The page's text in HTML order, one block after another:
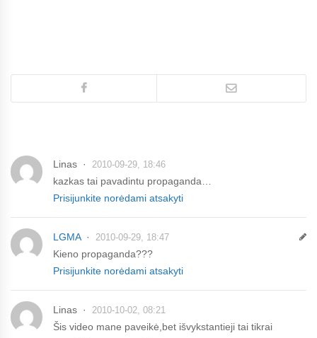
Linas 2010-09-29, 18:46
kazkas tai pavadintu propaganda…
Prisijunkite norėdami atsakyti
LGMA 2010-09-29, 18:47
Kieno propaganda???
Prisijunkite norėdami atsakyti
Linas 2010-10-02, 08:21
Šis video mane paveikė,bet išvykstantieji tai tikrai